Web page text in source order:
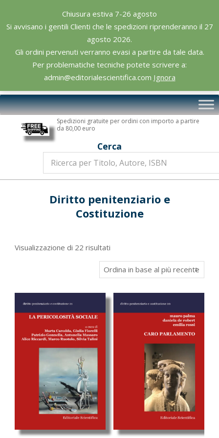
Chiusura estiva 7-26 agosto
Si avvisano i gentili Clienti che le spedizioni riprenderanno il 27
agosto 2026.
Gli ordini pervenuti verranno evasi a partire da tale data.
Per problematiche tecniche potete scrivere a:
admin@editorialescientifica.com Ignora
content
Editoriale
Scientifica
Primary
Navigation
Spedizioni gratuite per ordini con importo a partire
da 80,00 euro
Cerca
Diritto penitenziario e
Costituzione
Visualizzazione di 22 risultati
in
base
più
recente